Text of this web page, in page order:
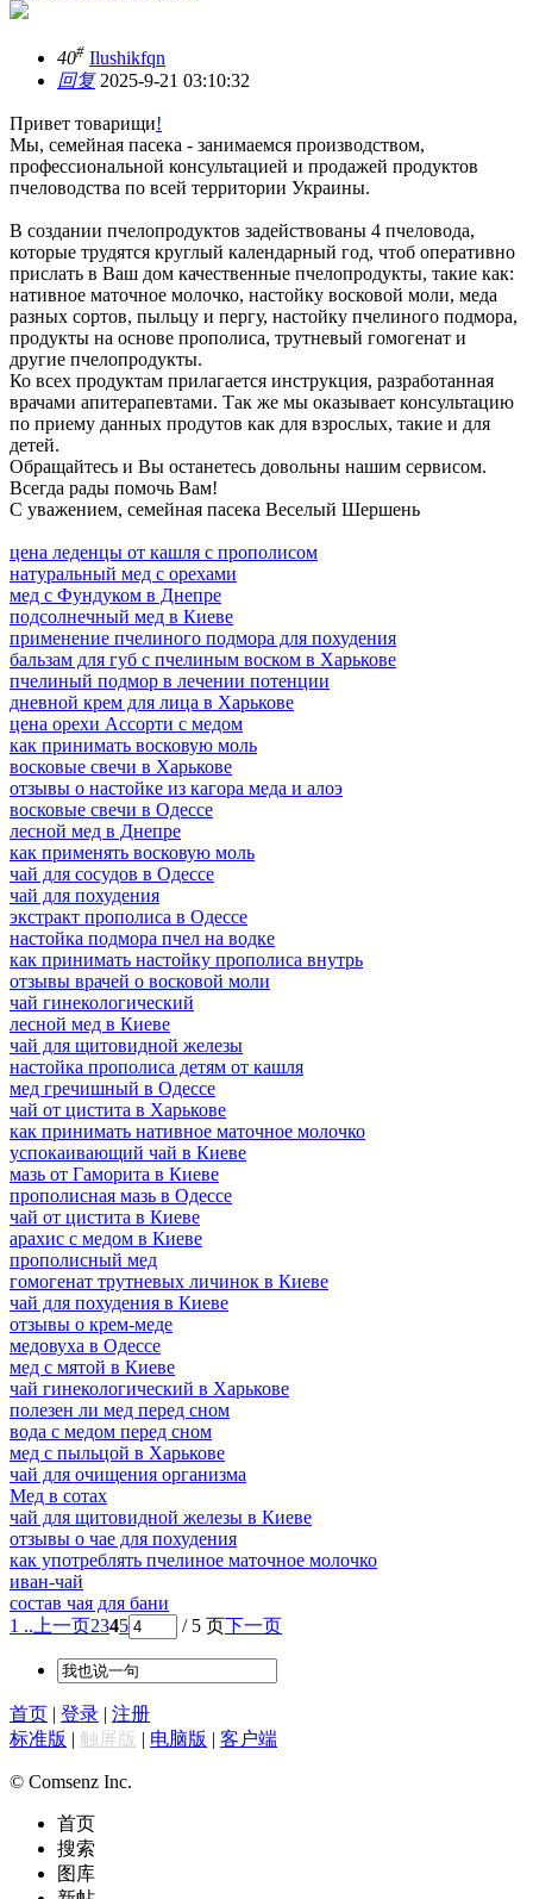
40# Ilushikfqn
回复2025-9-21 03:10:32
Привет товарищи!
Мы, семейная пасека - занимаемся производством,
профессиональной консультацией и продажей продуктов
пчеловодства по всей территории Украины.
В создании пчелопродуктов задействованы 4 пчеловода,
которые трудятся круглый календарный год, чтоб оперативно
прислать в Ваш дом качественные пчелопродукты, такие как:
нативное маточное молочко, настойку восковой моли, меда
разных сортов, пыльцу и пергу, настойку пчелиного подмора,
продукты на основе прополиса, трутневый гомогенат и
другие пчелопродукты.
Ко всех продуктам прилагается инструкция, разработанная
врачами апитерапевтами. Так же мы оказывает консультацию
по приему данных продутов как для взрослых, такие и для
детей.
Обращайтесь и Вы останетесь довольны нашим сервисом.
Всегда рады помочь Вам!
С уважением, семейная пасека Веселый Шершень
цена леденцы от кашля с прополисом
натуральный мед с орехами
мед с Фундуком в Днепре
подсолнечный мед в Киеве
применение пчелиного подмора для похудения
бальзам для губ с пчелиным воском в Харькове
пчелиный подмор в лечении потенции
дневной крем для лица в Харькове
цена орехи Ассорти с медом
как принимать восковую моль
восковые свечи в Харькове
отзывы о настойке из кагора меда и алоэ
восковые свечи в Одессе
лесной мед в Днепре
как применять восковую моль
чай для сосудов в Одессе
чай для похудения
экстракт прополиса в Одессе
настойка подмора пчел на водке
как принимать настойку прополиса внутрь
отзывы врачей о восковой моли
чай гинекологический
лесной мед в Киеве
чай для щитовидной железы
настойка прополиса детям от кашля
мед гречишный в Одессе
чай от цистита в Харькове
как принимать нативное маточное молочко
успокаивающий чай в Киеве
мазь от Гаморита в Киеве
прополисная мазь в Одессе
чай от цистита в Киеве
арахис с медом в Киеве
прополисный мед
гомогенат трутневых личинок в Киеве
чай для похудения в Киеве
отзывы о крем-меде
медовуха в Одессе
мед с мятой в Киеве
чай гинекологический в Харькове
полезен ли мед перед сном
вода с медом перед сном
мед с пыльцой в Харькове
чай для очищения организма
Мед в сотах
чай для щитовидной железы в Киеве
отзывы о чае для похудения
как употреблять пчелиное маточное молочко
иван-чай
состав чая для бани
1 .. 上一页2345 / 5 页下一页
首页 | 登录 | 注册
标准版 | 触屏版 | 电脑版 | 客户端
© Comsenz Inc.
首页
搜索
图库